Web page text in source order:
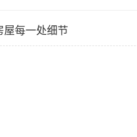
屋每一处细节